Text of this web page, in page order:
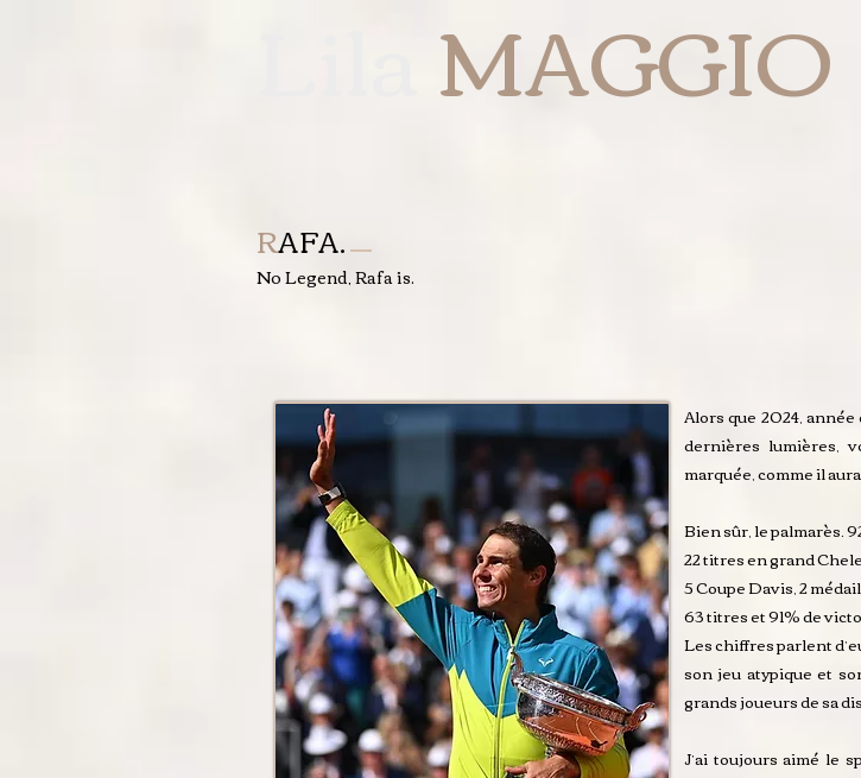
MAGGIO
RAFA.
No Legend, Rafa is.
Alors que 2024,
dernières lumières,
marquée, comme il
Bien sûr, le palmarès.
22 titres en grand
5 Coupe Davis, 2
63 titres et 91% de
Les chiffres parlent
son jeu atypique et
grands joueurs de sa
J’ai toujours aimé le